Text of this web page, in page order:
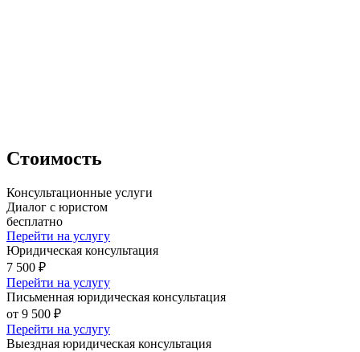
Стоимость
Консультационные услуги
Диалог с юристом
бесплатно
Перейти на услугу
Юридическая консультация
7 500 ₽
Перейти на услугу
Письменная юридическая консультация
от 9 500 ₽
Перейти на услугу
Выездная юридическая консультация